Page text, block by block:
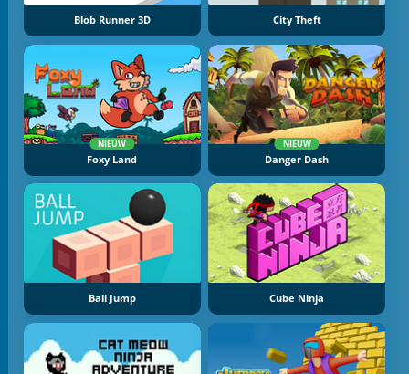
Blob Runner 3D City Theft
NIEUW
Foxy Land
NIEUW
Danger Dash
Ball Jump Cube Ninja